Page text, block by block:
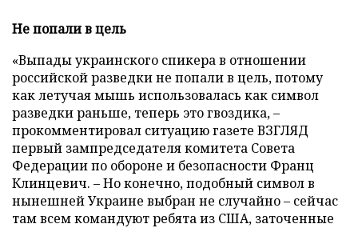
Не попали в цель
«Выпады украинского спикера в отношении
российской разведки не попали в цель, потому
как летучая мышь использовалась как символ
разведки раньше, теперь это гвоздика, –
прокомментировал ситуацию газете ВЗГЛЯД
первый зампредседателя комитета Совета
Федерации по обороне и безопасности Франц
Клинцевич. – Но конечно, подобный символ в
нынешней Украине выбран не случайно – сейчас
там всем командуют ребята из США, заточенные